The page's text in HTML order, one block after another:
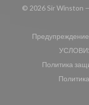
© 2026 Sir Winston
Предупреждение
Политика